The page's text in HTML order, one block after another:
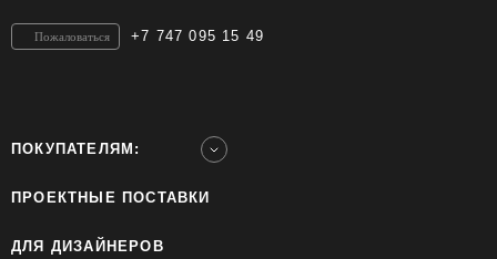
+7 747 095 15 49
Пожаловаться
ПОКУПАТЕЛЯМ:
ПРОЕКТНЫЕ ПОСТАВКИ
ДЛЯ ДИЗАЙНЕРОВ